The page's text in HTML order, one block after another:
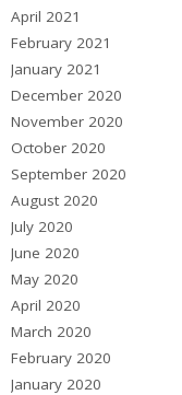
April 2021
February 2021
January 2021
December 2020
November 2020
October 2020
September 2020
August 2020
July 2020
June 2020
May 2020
April 2020
March 2020
February 2020
January 2020